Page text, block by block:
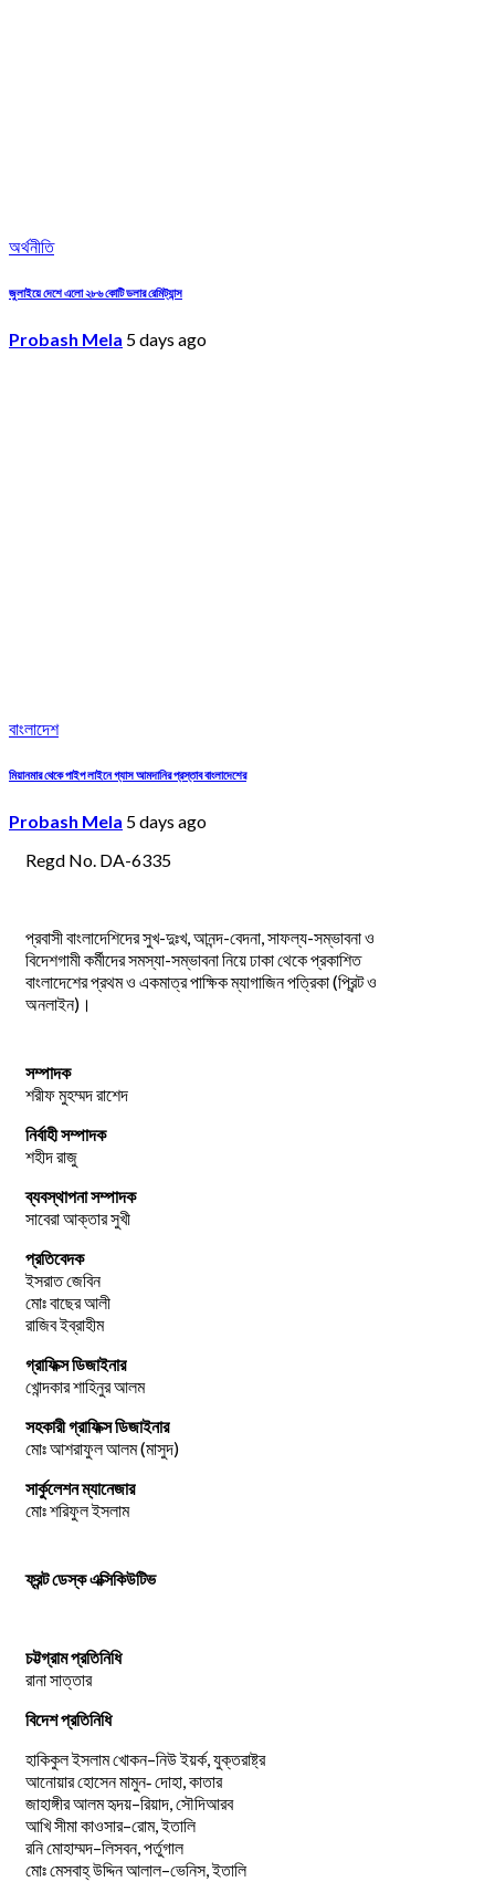
অর্থনীতি
জুলাইয়ে দেশে এলো ২৮৬ কোটি ডলার রেমিট্যান্স
Probash Mela 5 days ago
বাংলাদেশ
মিয়ানমার থেকে পাইপ লাইনে গ্যাস আমদানির প্রস্তাব বাংলাদেশের
Probash Mela 5 days ago
Regd No. DA-6335
প্রবাসী বাংলাদেশিদের সুখ-দুঃখ, আনন্দ-বেদনা, সাফল্য-সম্ভাবনা ও
বিদেশগামী কর্মীদের সমস্যা-সম্ভাবনা নিয়ে ঢাকা থেকে প্রকাশিত
বাংলাদেশের প্রথম ও একমাত্র পাক্ষিক ম্যাগাজিন পত্রিকা (প্রিন্ট ও
অনলাইন)।
সম্পাদক
শরীফ মুহম্মদ রাশেদ
নির্বাহী সম্পাদক
শহীদ রাজু
ব্যবস্থাপনা সম্পাদক
সাবেরা আক্তার সুখী
প্রতিবেদক
ইসরাত জেবিন
মোঃ বাছের আলী
রাজিব ইব্রাহীম
গ্রাফিক্স ডিজাইনার
খোন্দকার শাহিনুর আলম
সহকারী গ্রাফিক্স ডিজাইনার
মোঃ আশরাফুল আলম (মাসুদ)
সার্কুলেশন ম্যানেজার
মোঃ শরিফুল ইসলাম
ফ্রন্ট ডেস্ক এক্সিকিউটিভ
চট্টগ্রাম প্রতিনিধি
রানা সাত্তার
বিদেশ প্রতিনিধি
হাকিকুলইসলামখোকন–নিউইয়র্ক,যুক্তরাষ্ট্র
আনোয়ারহোসেনমামুন-দোহা,কাতার
জাহাঙ্গীরআলমহৃদয়–রিয়াদ,সৌদিআরব
আখিসীমাকাওসার–রোম,ইতালি
রনিমোহাম্মদ–লিসবন,পর্তুগাল
মোঃমেসবাহ্উদ্দিনআলাল–ভেনিস,ইতালি